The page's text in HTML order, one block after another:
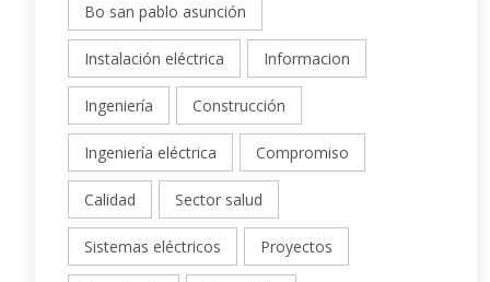
Bo san pablo asunción
Instalación eléctrica Informacion
Ingeniería Construcción
Ingeniería eléctrica Compromiso
Calidad Sector salud
Sistemas eléctricos Proyectos